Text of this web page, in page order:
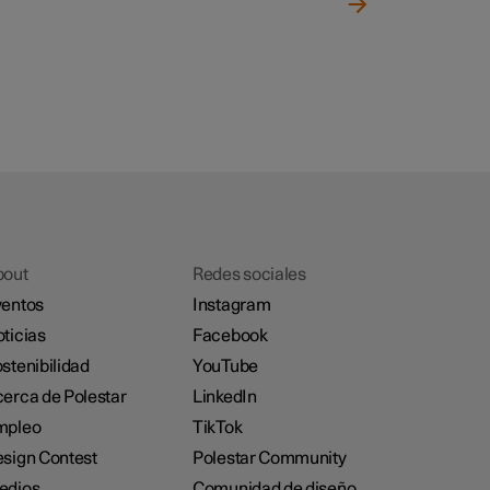
de Polestar
Contest
Redes sociales
Instagram
Facebook
YouTube
LinkedIn
TikTok
Polestar Community